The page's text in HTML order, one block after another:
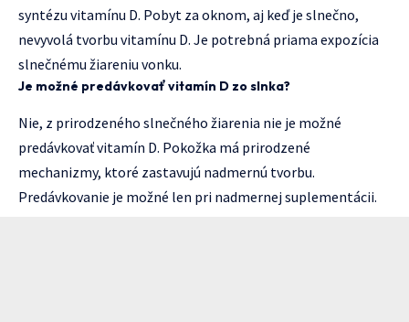
syntézu vitamínu D. Pobyt za oknom, aj keď je slnečno,
nevyvolá tvorbu vitamínu D. Je potrebná priama expozícia
slnečnému žiareniu vonku.
Je možné predávkovať vitamín D zo slnka?
Nie, z prirodzeného slnečného žiarenia nie je možné
predávkovať vitamín D. Pokožka má prirodzené
mechanizmy, ktoré zastavujú nadmernú tvorbu.
Predávkovanie je možné len pri nadmernej suplementácii.